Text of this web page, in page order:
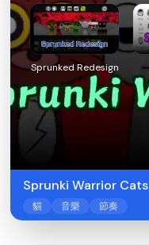
Sprunked Redesign
Sprunki Warrior Cats
貓 音樂 節奏